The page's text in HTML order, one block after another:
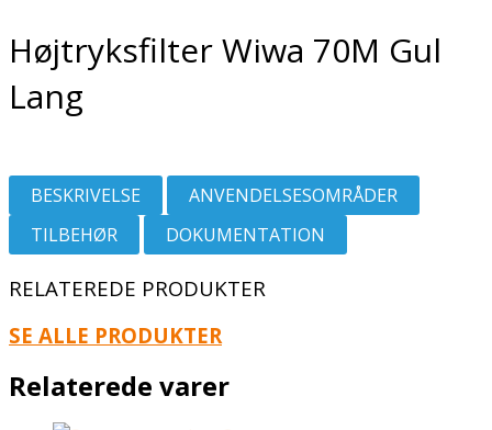
Højtryksfilter Wiwa 70M Gul
Lang
BESKRIVELSE
ANVENDELSESOMRÅDER
TILBEHØR
DOKUMENTATION
RELATEREDE PRODUKTER
SE ALLE PRODUKTER
Relaterede varer